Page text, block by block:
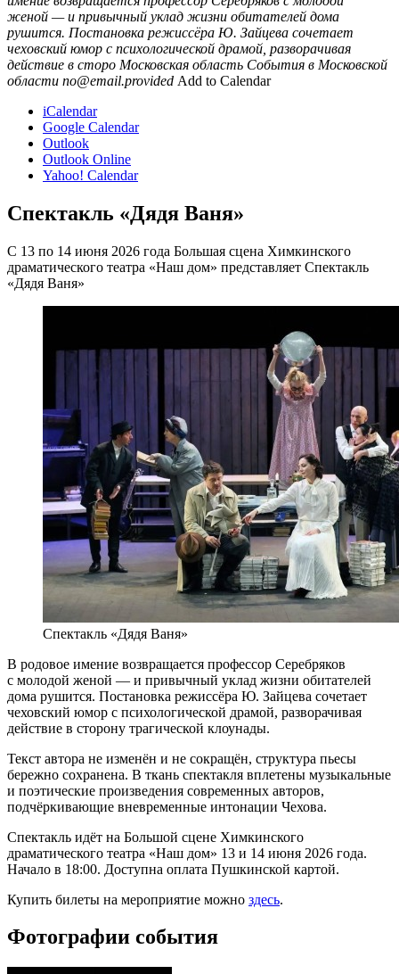
женой — и привычный уклад жизни обитателей дома
рушится. Постановка режиссёра Ю. Зайцева сочетает
чеховский юмор с психологической драмой, разворачивая
действие в сторо Московская область События в Московской
области no@email.provided Add to Calendar
iCalendar
Google Calendar
Outlook
Outlook Online
Yahoo! Calendar
Спектакль «Дядя Ваня»
С 13 по 14 июня 2026 года Большая сцена Химкинского
драматического театра «Наш дом» представляет Спектакль
«Дядя Ваня»
Спектакль «Дядя Ваня»
В родовое имение возвращается профессор Серебряков
с молодой женой — и привычный уклад жизни обитателей
дома рушится. Постановка режиссёра Ю. Зайцева сочетает
чеховский юмор с психологической драмой, разворачивая
действие в сторону трагической клоунады.
Текст автора не изменён и не сокращён, структура пьесы
бережно сохранена. В ткань спектакля вплетены музыкальные
и поэтические произведения современных авторов,
подчёркивающие вневременные интонации Чехова.
Спектакль идёт на Большой сцене Химкинского
драматического театра «Наш дом» 13 и 14 июня 2026 года.
Начало в 18:00. Доступна оплата Пушкинской картой.
Купить билеты на мероприятие можно здесь.
Фотографии события